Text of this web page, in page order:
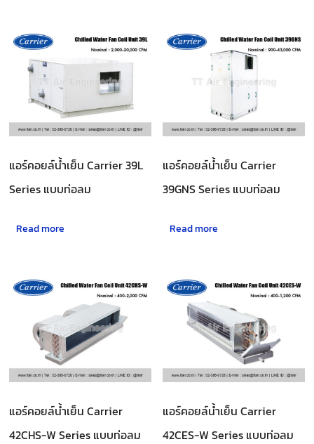
แอร์คอยล์น้ำเย็น Carrier 39L
Series แบบท่อลม
Read more
แอร์คอยล์น้ำเย็น Carrier
39GNS Series แบบท่อลม
Read more
แอร์คอยล์น้ำเย็น Carrier
42CHS-W Series แบบท่อลม
แอร์คอยล์น้ำเย็น Carrier
42CES-W Series แบบท่อลม